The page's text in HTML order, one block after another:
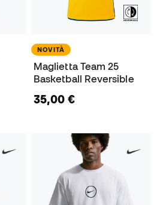
NOVITÀ
Maglietta Team 25
Basketball Reversible
35,00 €